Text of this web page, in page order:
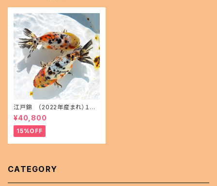
江戸錦 （2022年産まれ）１５
㎝前後 オス1 メス1(現物出品) i
kahoff AA-1114-32457-a
¥40,800
15%OFF
CATEGORY